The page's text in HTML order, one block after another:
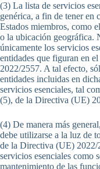
(3) La lista de servicios
genérica, a fin de tener en
Estados miembros, como
o la ubicación geográfica.
únicamente los servicios
entidades que figuran en
2022/2557. A tal efecto,
entidades incluidas en
servicios esenciales, tal
(5), de la Directiva (UE)
(4) De manera más
debe utilizarse a la luz de
de la Directiva (UE)
servicios esenciales como
mantenimiento de las